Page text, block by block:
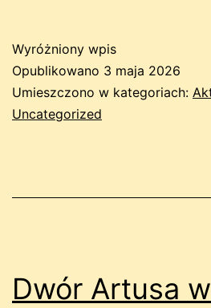
Wyróżniony wpis
Opublikowano 3 maja 2026
Umieszczono w kategoriach:
Uncategorized
Dwór Artusa